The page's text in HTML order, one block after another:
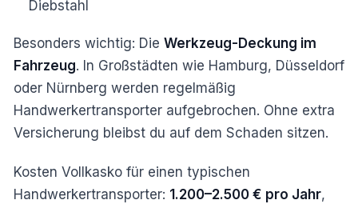
Diebstahl
Besonders wichtig: Die Werkzeug-Deckung im
Fahrzeug. In Großstädten wie Hamburg, Düsseldorf
oder Nürnberg werden regelmäßig
Handwerkertransporter aufgebrochen. Ohne extra
Versicherung bleibst du auf dem Schaden sitzen.
Kosten Vollkasko für einen typischen
Handwerkertransporter: 1.200–2.500 € pro Jahr,